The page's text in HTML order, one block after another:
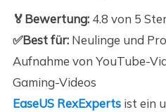
🏅Bewertung: 4.8 von 5
✅Best für: Neulinge und
Aufnahme von YouTube-
Gaming-Videos
EaseUS RexExpertsist ein